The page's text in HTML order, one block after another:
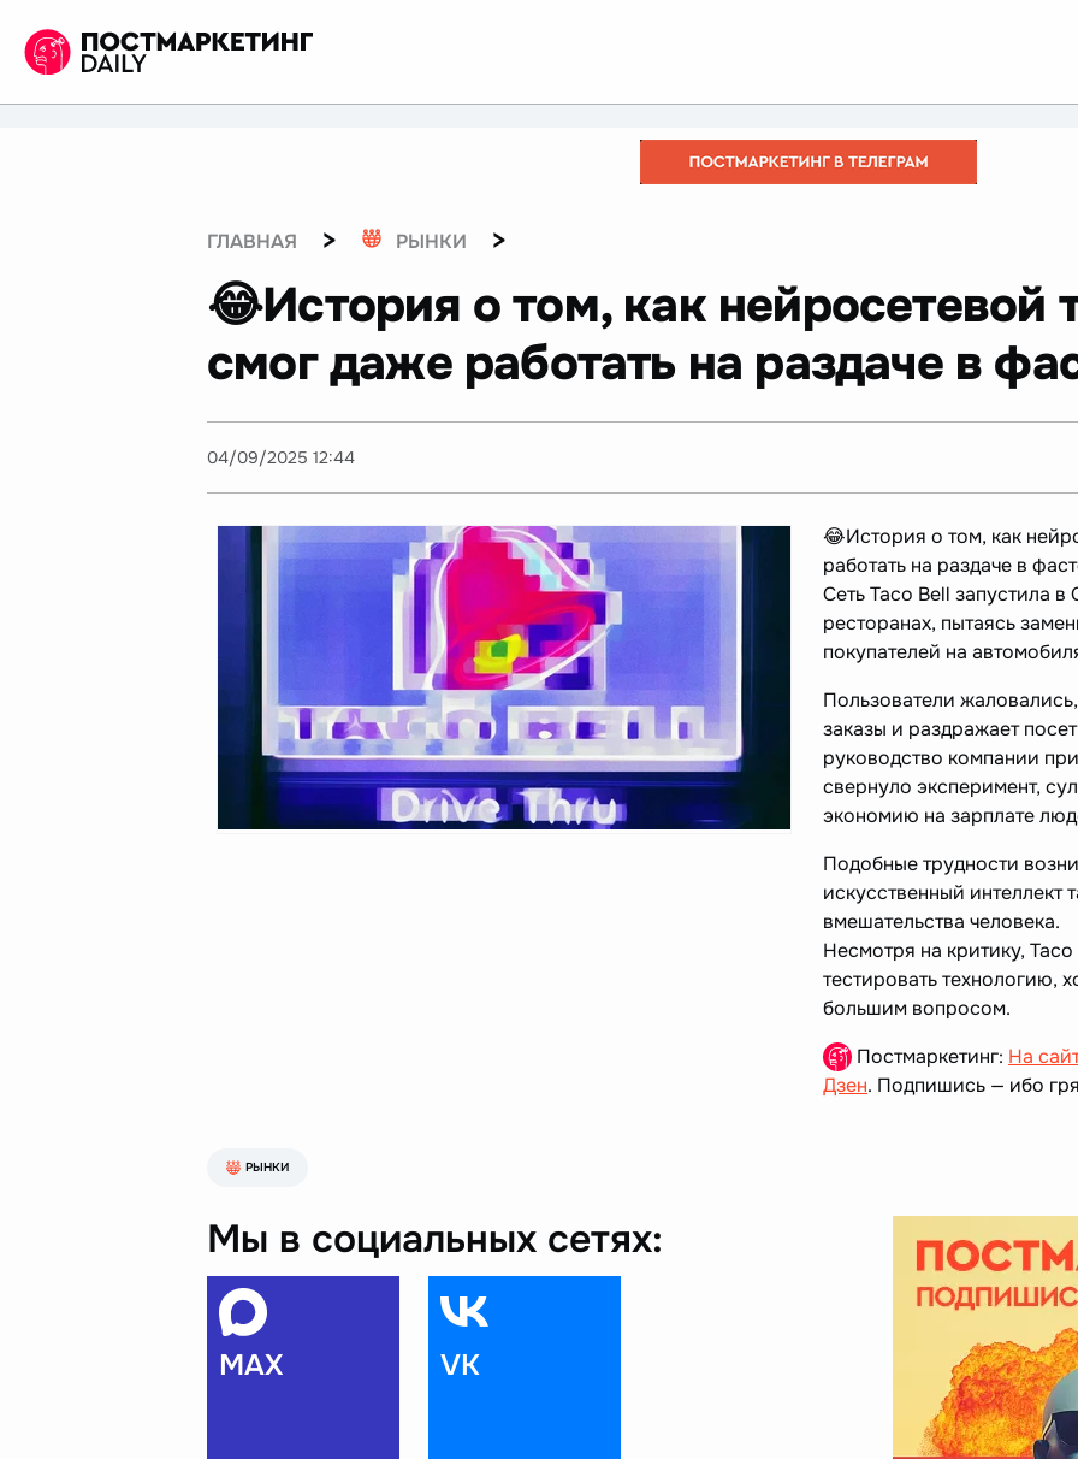
ГЛАВНАЯ > РЫНКИ >
😂История о том, как нейросетевой
смог даже работать на раздаче в
04/09/2025 12:44
😂История о том, как
работать на раздаче в
Сеть Taco Bell запустила
ресторанах, пытаясь
покупателей на
Пользователи
заказы и раздражает
руководство компании
свернуло эксперимент,
экономию на зарплате
Подобные трудности
искусственный интеллект
вмешательства человека.
Несмотря на критику,
тестировать технологию,
большим вопросом.
Постмаркетинг: На
Дзен. Подпишись — ибо
РЫНКИ
Мы в социальных сетях:
MAX VK